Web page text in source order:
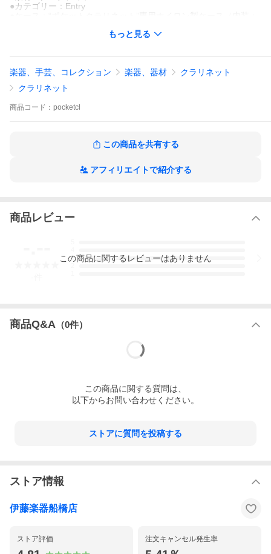
●カテゴリー：Entry
●付属品：マウスピース / キャップ / リガチャー / リード1枚 / スワ
もっと見る
楽器、手芸、コレクション 楽器、器材
クラリネット
クラリネット
商品 コード： pocketcl
この商品を共有する
アフィリエイトで紹介する
商品レビュー
3
この商品に関するレビューはありません
商品Q&A （0件）
この商品に関する質問は、
以下からお問い合わせください。
ストアに質問を投稿する
ストア情報
伊藤楽器船橋店
ストア評価 注文キャンセル発生率